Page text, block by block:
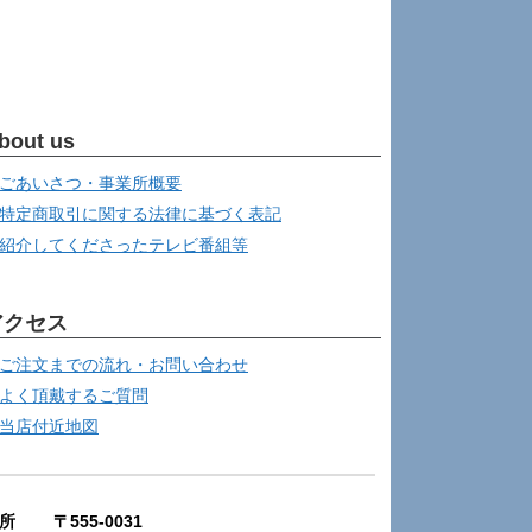
us
ごあいさつ・事業所概要
特定商取引に関する法律に基づく表記
紹介してくださったテレビ番組等
セス
ご注文までの流れ・お問い合わせ
よく頂戴するご質問
当店付近地図
所 〒555-0031